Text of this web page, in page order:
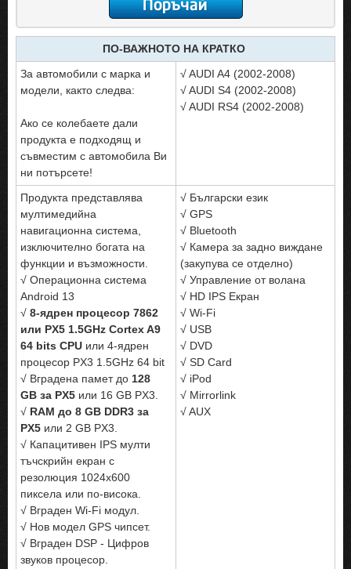
ПО-ВАЖНОТО НА КРАТКО
За автомобили с марка и
модели, както следва:
Ако се колебаете дали
продукта е подходящ и
съвместим с автомобила Ви
ни потърсете!
√ AUDI A4 (2002-2008)
√ AUDI S4 (2002-2008)
√ AUDI RS4 (2002-2008)
Продукта представлява
мултимедийна
навигационна система,
изключително богата на
функции и възможности.
√ Операционна система
Android 13
√ 8-ядрен процесор 7862
или PX5 1.5GHz Cortex A9
64 bits CPU или 4-ядрен
процесор PX3 1.5GHz 64 bit
√ Вградена памет до 128
GB за PX5 или 16 GB PX3.
√ RAM до 8 GB DDR3 за
PX5 или 2 GB PX3.
√ Капацитивен IPS мулти
тъчскрийн екран с
резолюция 1024x600
пиксела или по-висока.
√ Вграден Wi-Fi модул.
√ Нов модел GPS чипсет.
√ Вграден DSP - Цифров
звуков процесор.
√ Български език
√ GPS
√ Bluetooth
√ Камера за задно виждане
(закупува се отделно)
√ Управление от волана
√ HD IPS Екран
√ Wi-Fi
√ USB
√ DVD
√ SD Card
√ iPod
√ Mirrorlink
√ AUX